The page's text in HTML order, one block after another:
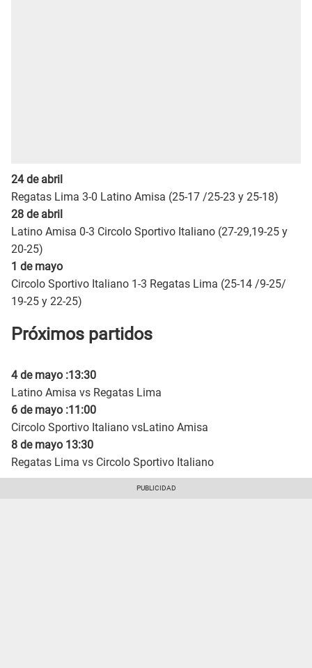
24 de abril
Regatas Lima 3-0 Latino Amisa (25-17 /25-23 y 25-18)
28 de abril
Latino Amisa 0-3 Circolo Sportivo Italiano (27-29,19-25 y
20-25)
1 de mayo
Circolo Sportivo Italiano 1-3 Regatas Lima (25-14 /9-25/
19-25 y 22-25)
Próximos partidos
4 de mayo :13:30
Latino Amisa vs Regatas Lima
6 de mayo :11:00
Circolo Sportivo Italiano vsLatino Amisa
8 de mayo 13:30
Regatas Lima vs Circolo Sportivo Italiano